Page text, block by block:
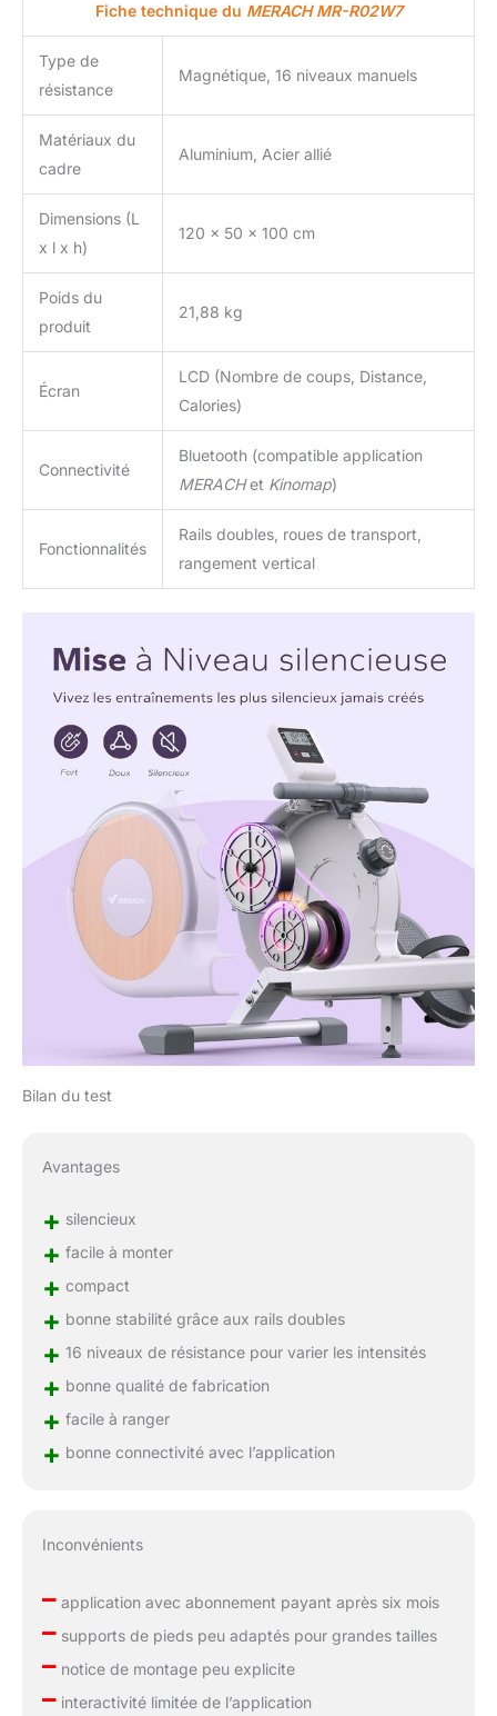
Fiche technique du MERACH MR-R02W7
Type de
résistance
Magnétique, 16 niveaux manuels
Matériaux du
cadre
Aluminium, Acier allié
Dimensions (L
x l x h)
120 x 50 x 100 cm
Poids du
produit
21,88 kg
Écran
LCD (Nombre de coups, Distance,
Calories)
Connectivité
Bluetooth (compatible application
MERACHet Kinomap)
Fonctionnalités
Rails doubles, roues de transport,
rangement vertical
Bilan du test
Avantages
+ silencieux
+ facile à monter
+ compact
+ bonne stabilité grâce aux rails doubles
+ 16 niveaux de résistance pour varier les intensités
+ bonne qualité de fabrication
+ facile à ranger
+ bonne connectivité avec l’application
Inconvénients
–application avec abonnement payant après six mois
–supports de pieds peu adaptés pour grandes tailles
–notice de montage peu explicite
–interactivité limitée de l’application